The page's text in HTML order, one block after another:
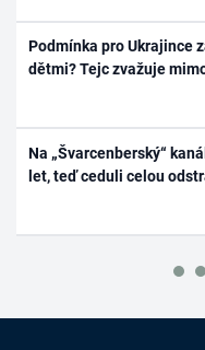
Podmínka pro Ukrajince
dětmi? Tejc zvažuje
Na „Švarcenberský“
let, teď ceduli celou